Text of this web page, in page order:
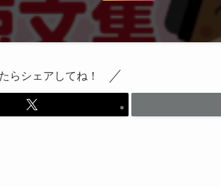
らシェアしてね！